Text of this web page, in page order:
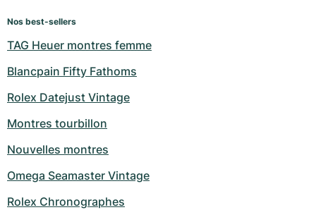
Nos best-sellers
TAG Heuer montres femme
Blancpain Fifty Fathoms
Rolex Datejust Vintage
Montres tourbillon
Nouvelles montres
Omega Seamaster Vintage
Rolex Chronographes